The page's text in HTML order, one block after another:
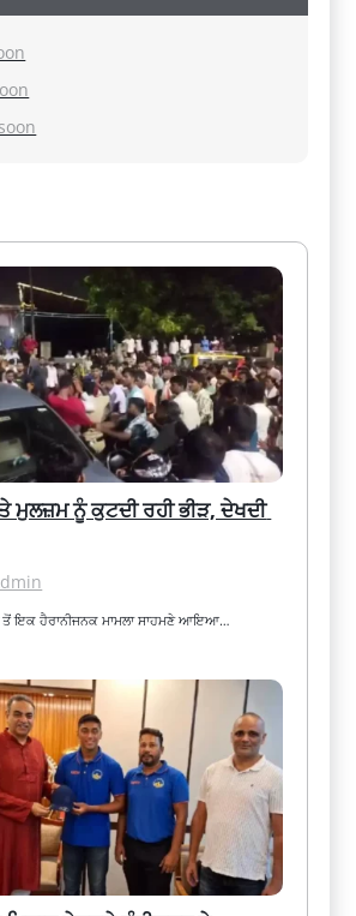
soon
ਮੁਲਜ਼ਮ ਨੂੰ ਕੁਟਦੀ ਰਹੀ ਭੀੜ, ਦੇਖਦੀ
ਤੋਂ ਇਕ ਹੈਰਾਨੀਜਨਕ ਮਾਮਲਾ ਸਾਹਮਣੇ ਆਇਆ…